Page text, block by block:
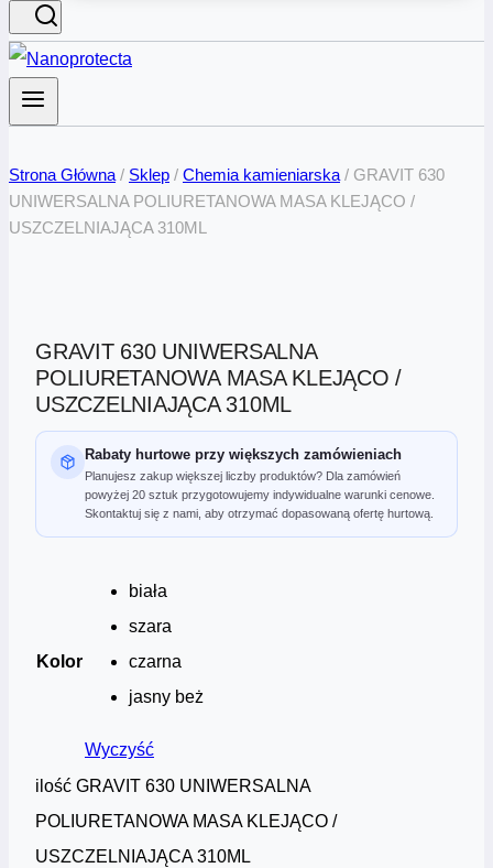
Strona Główna / Sklep / Chemia kamieniarska / GRAVIT 630
UNIWERSALNA POLIURETANOWA MASA KLEJĄCO /
USZCZELNIAJĄCA 310ML
GRAVIT 630 UNIWERSALNA
POLIURETANOWA MASA KLEJĄCO /
USZCZELNIAJĄCA 310ML
Rabaty hurtowe przy większych zamówieniach
Planujesz zakup większej liczby produktów? Dla zamówień
powyżej 20 sztuk przygotowujemy indywidualne warunki cenowe.
Skontaktuj się z nami, aby otrzymać dopasowaną ofertę hurtową.
Kolor
biała
szara
czarna
jasny beż
Wyczyść
ilość GRAVIT 630 UNIWERSALNA
POLIURETANOWA MASA KLEJĄCO /
USZCZELNIAJĄCA 310ML